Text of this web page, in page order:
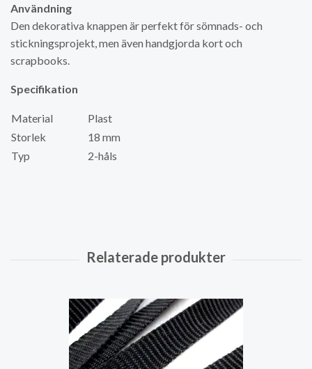
Användning
Den dekorativa knappen är perfekt för sömnads- och
stickningsprojekt, men även handgjorda kort och
scrapbooks.
Specifikation
Material
Plast
Storlek
18 mm
Typ
2-håls